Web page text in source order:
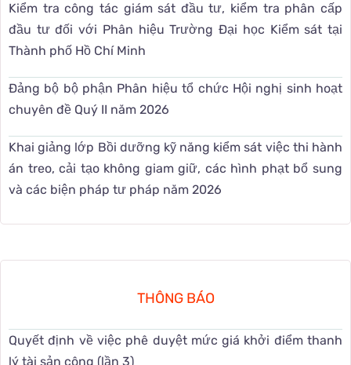
Kiểm tra công tác giám sát đầu tư, kiểm tra phân cấp
đầu tư đối với Phân hiệu Trường Đại học Kiểm sát tại
Thành phố Hồ Chí Minh
Đảng bộ bộ phận Phân hiệu tổ chức Hội nghị sinh hoạt
chuyên đề Quý II năm 2026
Khai giảng lớp Bồi dưỡng kỹ năng kiểm sát việc thi hành
án treo, cải tạo không giam giữ, các hình phạt bổ sung
và các biện pháp tư pháp năm 2026
THÔNG BÁO
Quyết định về việc phê duyệt mức giá khởi điểm thanh
lý tài sản công (lần 3)